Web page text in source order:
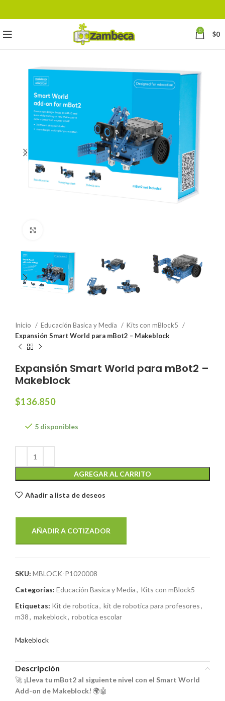
0 $0
Inicio Educación Basica y Media
Kits con mBlock5
Expansión Smart World para mBot2 – Makeblock
Expansión Smart World para mBot2 –
Makeblock
$136.850
5 disponibles
AGREGAR AL CARRITO
Añadir a lista de deseos
AÑADIR A COTIZADOR
SKU: MBLOCK-P1020008
Categorías: Educación Basica y Media, Kits con mBlock5
Etiquetas: Kit de robotica, kit de robotica para profesores,
m38, makeblock, robotica escolar
Makeblock
Descripción
🚀 ¡Lleva tu mBot2 al siguiente nivel con el Smart World
Add-on de Makeblock! 🌍🤖